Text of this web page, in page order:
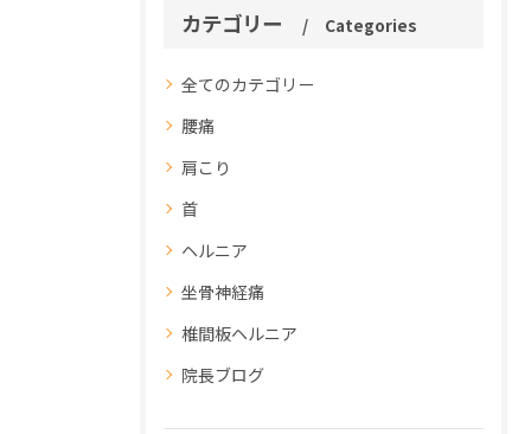
カテゴリー Categories
全てのカテゴリー
腰痛
肩こり
首
ヘルニア
坐骨神経痛
椎間板ヘルニア
院長ブログ